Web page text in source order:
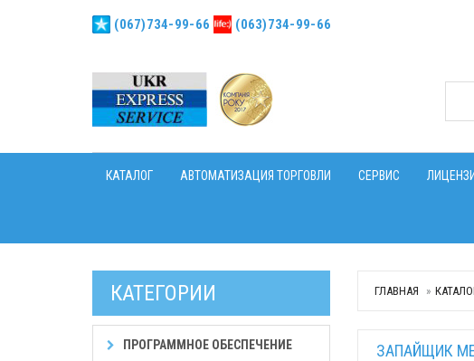
(067)734-99-66 (063)734-99-66
КАТАЛОГ АВТОМАТИЗАЦИЯ ТОРГОВЛИ СЕРВИС
ГЛАВНАЯ
ЗАПАЙЩИК
КАТЕГОРИИ
ПРОГРАММНОЕ ОБЕСПЕЧЕНИЕ